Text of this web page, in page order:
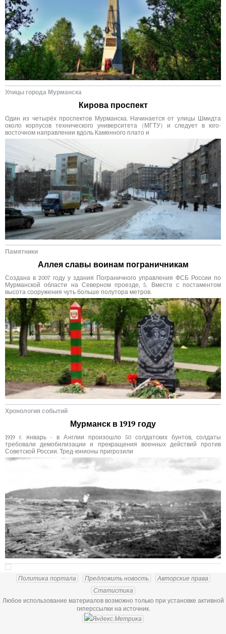
Улицы города Мурманска
Кирова проспект
Один из четырёх проспектов Мурманска. Начинается от улицы Шмидта
около корпусов технического университета (МГТУ) и следует в юго-
восточном направлении вдоль Каменного плато и
Памятники
Аллея славы воинам пограничникам
Создана в 2007 году у здания Пограничного управления ФСБ России по
Мурманской области на Северном проезде, 5. Вместе с постаментом
высота сооружения чуть больше полутора метров.
Хронология событий
Мурманск в 1919 году
1919 г. январь - в Англии произошло 50 солдатских бунтов, солдаты
требовали демобилизации и прекращения военных действий против
Советской России. Тред-юнионы пригрозили
Политика портала Предложить новость
Авторские права
Статистика
Любое использование материалов возможно только при установке активной
гиперссылки на источник.